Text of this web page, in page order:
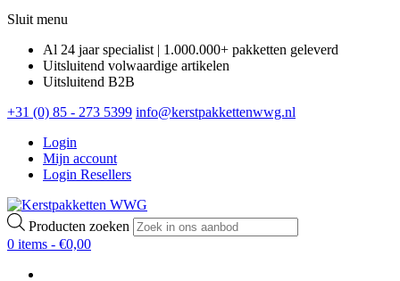
Sluit menu
Al 24 jaar specialist | 1.000.000+ pakketten geleverd
Uitsluitend volwaardige artikelen
Uitsluitend B2B
+31 (0) 85 - 273 5399 info@kerstpakkettenwwg.nl
Login
Mijn account
Login Resellers
Producten zoeken
0 items - €0,00